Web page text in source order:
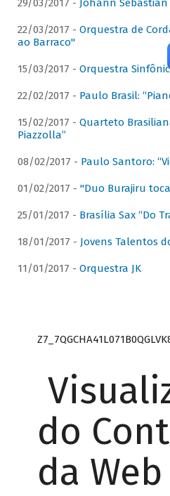
29/03/2017 - Johann
22/03/2017 - Orquestra de
ao Barraco"
15/03/2017 - Orquestra
22/02/2017 - Paulo Brasil:
15/02/2017 - Quarteto
Piazzolla”
08/02/2017 - Paulo Santoro:
01/02/2017 - "Duo Burajiru
25/01/2017 - Brasília Sax “Do
18/01/2017 - Jovens Talentos
11/01/2017 - Orquestra JK
do
da Web